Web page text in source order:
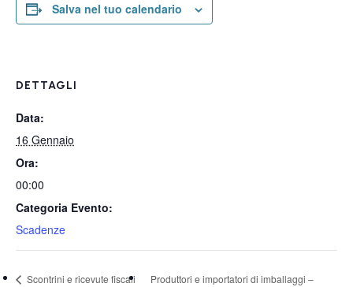
Salva nel tuo calendario
DETTAGLI
Data:
16 Gennaio
Ora:
00:00
Categoria Evento:
Scadenze
Scontrini e ricevute fiscali
Produttori e importatori di imballaggi –